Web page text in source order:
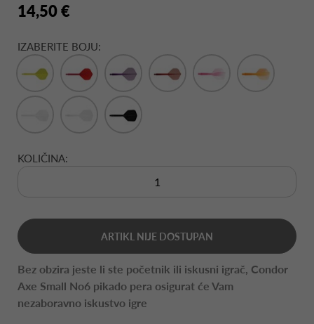
14,50 €
IZABERITE BOJU:
KOLIČINA:
ARTIKL NIJE DOSTUPAN
Bez obzira jeste li ste početnik ili iskusni igrač, Condor
Axe Small No6 pikado pera osigurat će Vam
nezaboravno iskustvo igre